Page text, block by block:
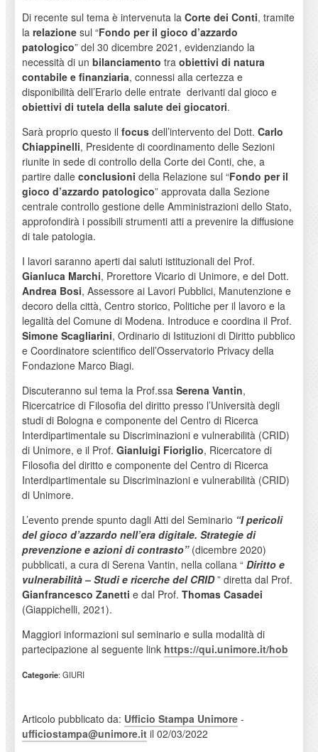
Di recente sul tema è intervenuta la Corte dei Conti, tramite
la relazionesul “Fondo per il gioco d’azzardo
patologico” del 30 dicembre 2021, evidenziando la
necessità di un bilanciamento tra obiettivi di natura
contabile e finanziaria, connessi alla certezza e
disponibilità dell’Erario delle entrate derivanti dal gioco e
obiettivi di tutela della salute dei giocatori.
Sarà proprio questo il focusdell’intervento del Dott. Carlo
Chiappinelli, Presidente di coordinamento delle Sezioni
riunite in sede di controllo della Corte dei Conti, che, a
partire dalle conclusioni della Relazione sul “Fondo per il
gioco d’azzardo patologico” approvata dalla Sezione
centrale controllo gestione delle Amministrazioni dello Stato,
approfondirà i possibili strumenti atti a prevenire la diffusione
di tale patologia.
I lavori saranno aperti dai saluti istituzionali del Prof.
Gianluca Marchi, Prorettore Vicario di Unimore, e del Dott.
Andrea Bosi, Assessore ai Lavori Pubblici, Manutenzione e
decoro della città, Centro storico, Politiche per il lavoro e la
legalità del Comune di Modena. Introduce e coordina il Prof.
Simone Scagliarini, Ordinario di Istituzioni di Diritto pubblico
e Coordinatore scientifico dell’Osservatorio Privacy della
Fondazione Marco Biagi.
Discuteranno sul tema la Prof.ssa Serena Vantin,
Ricercatrice di Filosofia del diritto presso l’Università degli
studi di Bologna e componente del Centro di Ricerca
Interdipartimentale su Discriminazioni e vulnerabilità (CRID)
di Unimore, e il Prof. Gianluigi Fioriglio, Ricercatore di
Filosofia del diritto e componente del Centro di Ricerca
Interdipartimentale su Discriminazioni e vulnerabilità (CRID)
di Unimore.
L’evento prende spunto dagli Atti del Seminario “I pericoli
del gioco d’azzardo nell’era digitale. Strategie di
prevenzione e azioni di contrasto” (dicembre 2020)
pubblicati, a cura di Serena Vantin, nella collana “ Diritto e
vulnerabilità – Studi e ricerche del CRID ” diretta dal Prof.
Gianfrancesco Zanetti e dal Prof. Thomas Casadei
(Giappichelli, 2021).
Maggiori informazioni sul seminario e sulla modalità di
partecipazione al seguente link https://qui.unimore.it/hob
Categorie: GIURI
Articolo pubblicato da: Ufficio Stampa Unimore-
ufficiostampa@unimore.itil 02/03/2022